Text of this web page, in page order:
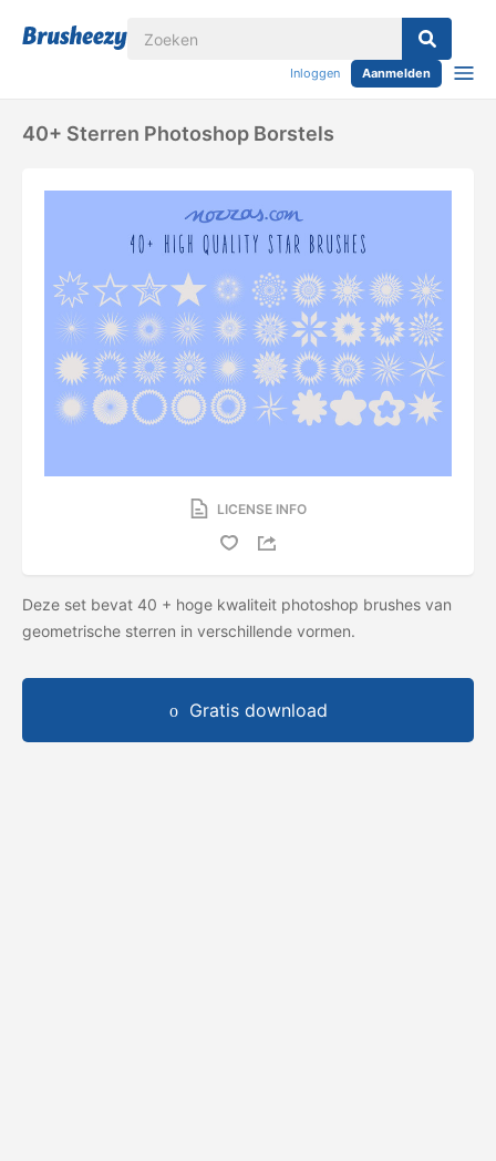
Inloggen Aanmelden
40+ Sterren Photoshop Borstels
LICENSE INFO
Deze set bevat 40 + hoge kwaliteit photoshop brushes van
geometrische sterren in verschillende vormen.
Gratis download